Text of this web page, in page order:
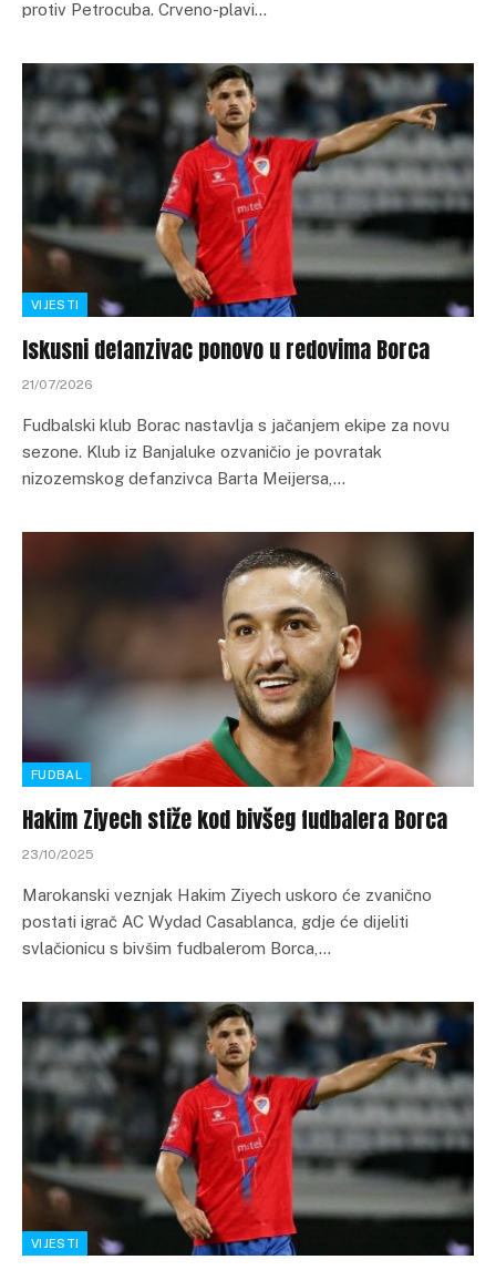
protiv Petrocuba. Crveno-plavi…
VIJESTI
Iskusni defanzivac ponovo u redovima Borca
21/07/2026
Fudbalski klub Borac nastavlja s jačanjem ekipe za novu
sezone. Klub iz Banjaluke ozvaničio je povratak
nizozemskog defanzivca Barta Meijersa,…
FUDBAL
Hakim Ziyech stiže kod bivšeg fudbalera Borca
23/10/2025
Marokanski veznjak Hakim Ziyech uskoro će zvanično
postati igrač AC Wydad Casablanca, gdje će dijeliti
svlačionicu s bivšim fudbalerom Borca,…
VIJESTI